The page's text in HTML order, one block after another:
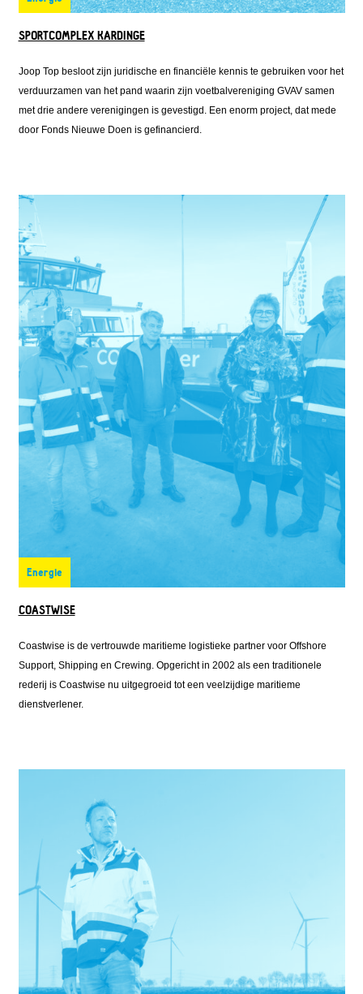
SPORTCOMPLEX KARDINGE
Joop Top besloot zijn juridische en financiële kennis te gebruiken voor het
verduurzamen van het pand waarin zijn voetbalvereniging GVAV samen
met drie andere verenigingen is gevestigd. Een enorm project, dat mede
door Fonds Nieuwe Doen is gefinancierd.
Energie
COASTWISE
Coastwise is de vertrouwde maritieme logistieke partner voor Offshore
Support, Shipping en Crewing. Opgericht in 2002 als een traditionele
rederij is Coastwise nu uitgegroeid tot een veelzijdige maritieme
dienstverlener.